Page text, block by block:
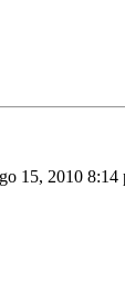
15, 2010 8:14